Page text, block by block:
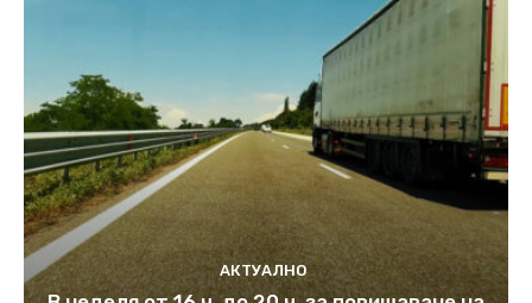
АКТУАЛНО